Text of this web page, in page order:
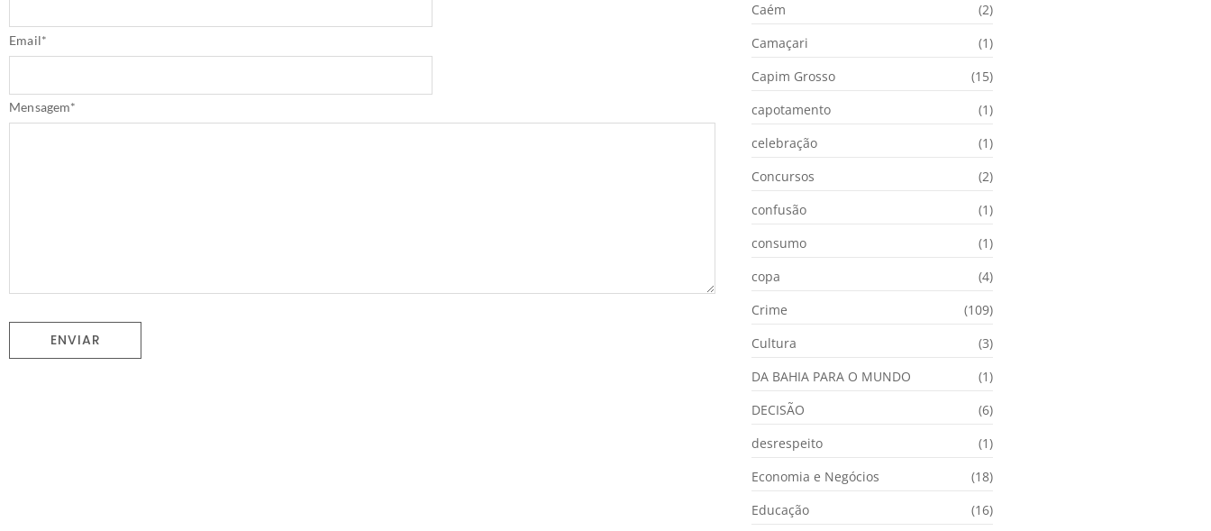
Email*
Caém
(2)
Camaçari
(1)
Capim Grosso
(15)
capotamento
(1)
celebração
(1)
Concursos
(2)
confusão
(1)
consumo
(1)
copa
(4)
Crime
(109)
Cultura
(3)
DA BAHIA PARA O MUNDO
(1)
DECISÃO
(6)
desrespeito
(1)
Economia e Negócios
(18)
Educação
(16)